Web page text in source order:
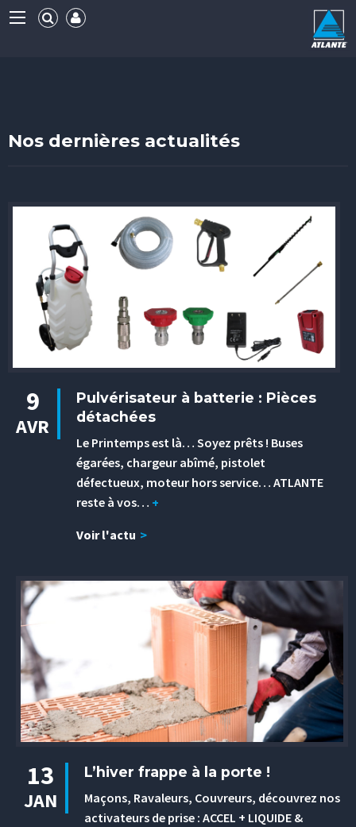
Nos dernières actualités
9
AVR
Pulvérisateur à batterie : Pièces
détachées
Le Printemps est là… Soyez prêts ! Buses
égarées, chargeur abîmé, pistolet
défectueux, moteur hors service… ATLANTE
reste à vos… +
Voir l'actu >
13
JAN
L’hiver frappe à la porte !
Maçons, Ravaleurs, Couvreurs, découvrez nos
activateurs de prise : ACCEL + LIQUIDE &